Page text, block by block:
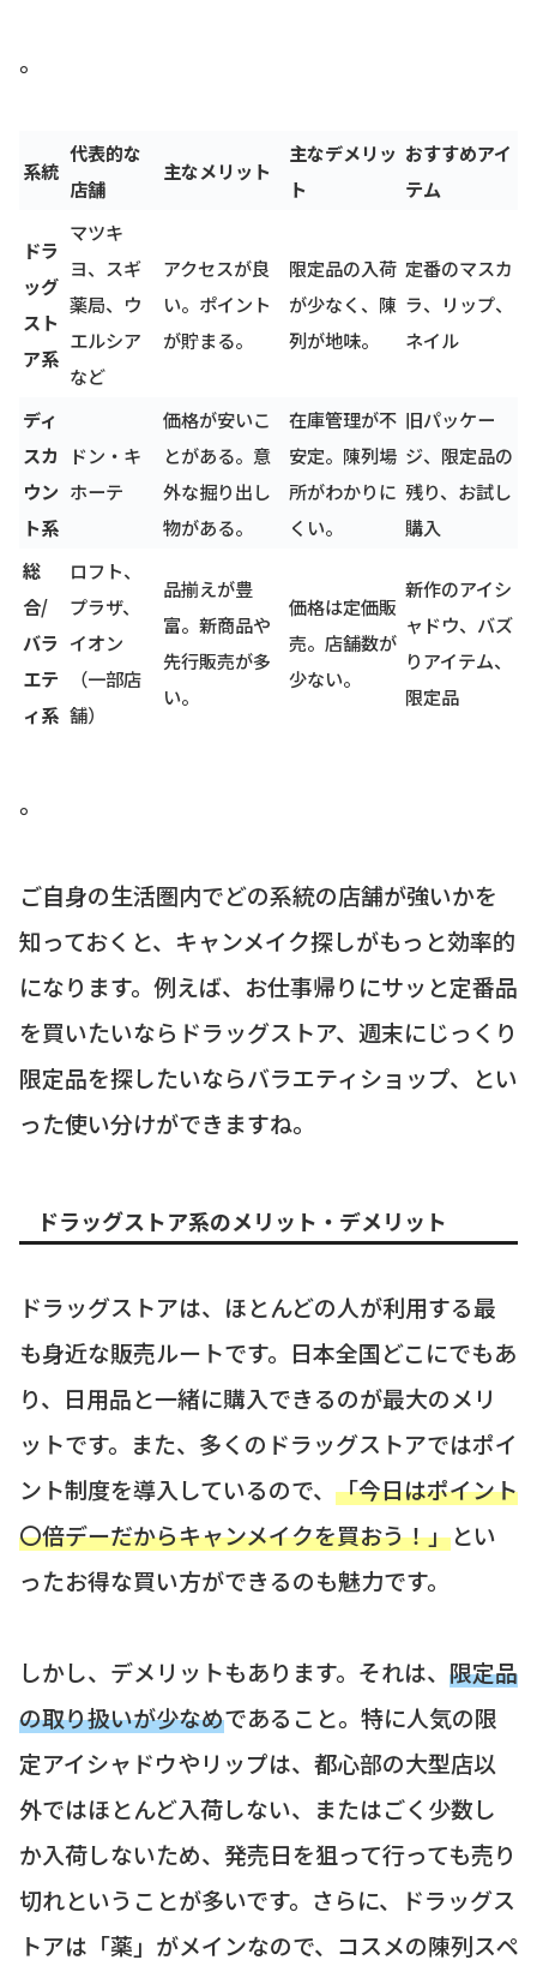
。
系統
代表的な
店舗
主なメリット
主なデメリッ
ト
おすすめアイ
テム
ドラ
ッグ
スト
ア系
マツキ
ヨ、スギ
薬局、ウ
エルシア
など
アクセスが良
い。ポイント
が貯まる。
限定品の入荷
が少なく、陳
列が地味。
定番のマスカ
ラ、リップ、
ネイル
ディ
スカ
ウン
ト系
ドン・キ
ホーテ
価格が安いこ
とがある。意
外な掘り出し
物がある。
在庫管理が不
安定。陳列場
所がわかりに
くい。
旧パッケー
ジ、限定品の
残り、お試し
購入
総
合/
バラ
エテ
ィ系
ロフト、
プラザ、
イオン
（一部店
舗）
品揃えが豊
富。新商品や
先行販売が多
い。
価格は定価販
売。店舗数が
少ない。
新作のアイシ
ャドウ、バズ
りアイテム、
限定品
。
ご自身の生活圏内でどの系統の店舗が強いかを
知っておくと、キャンメイク探しがもっと効率的
になります。例えば、お仕事帰りにサッと定番品
を買いたいならドラッグストア、週末にじっくり
限定品を探したいならバラエティショップ、とい
った使い分けができますね。
ドラッグストア系のメリット・デメリット
ドラッグストアは、ほとんどの人が利用する最
も身近な販売ルートです。日本全国どこにでもあ
り、日用品と一緒に購入できるのが最大のメリ
ットです。また、多くのドラッグストアではポイ
ント制度を導入しているので、 「今日はポイント
〇倍デーだからキャンメイクを買おう！」とい
ったお得な買い方ができるのも魅力です。
しかし、デメリットもあります。それは、 限定品
の取り扱いが少なめであること。特に人気の限
定アイシャドウやリップは、都心部の大型店以
外ではほとんど入荷しない、またはごく少数し
か入荷しないため、発売日を狙って行っても売り
切れということが多いです。さらに、ドラッグス
トアは「薬」がメインなので、コスメの陳列スペ